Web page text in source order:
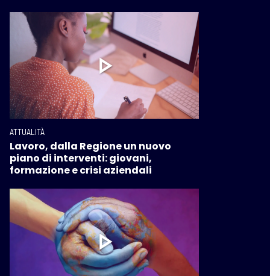
ATTUALITÀ
Lavoro, dalla Regione un nuovo
piano di interventi: giovani,
formazione e crisi aziendali